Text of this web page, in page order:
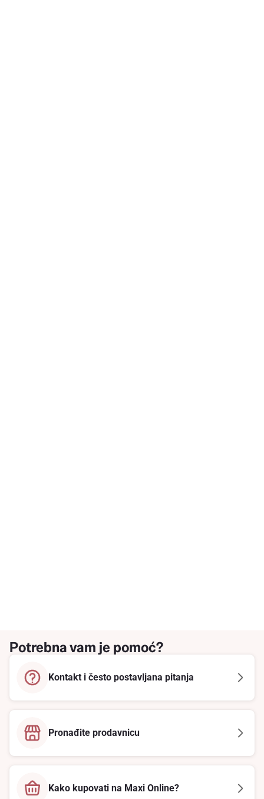
Potrebna vam je pomoć?
Kontakt i često postavljana pitanja
Pronađite prodavnicu
Kako kupovati na Maxi Online?